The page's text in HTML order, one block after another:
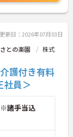
更新日：2026年07月03日
との楽園
株式
護付き有料
社員＞
諸手当込